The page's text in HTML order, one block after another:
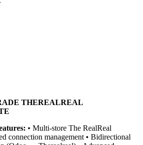
THEREALREAL
• Multi-store The RealReal
connection management • Bidirectional